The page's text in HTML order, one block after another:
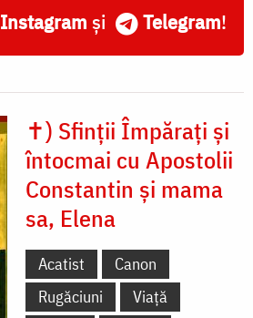
Instagram și Telegram!
✝) Sfinții Împărați și
întocmai cu Apostolii
Constantin și mama
sa, Elena
Acatist
Canon
Rugăciuni
Viață